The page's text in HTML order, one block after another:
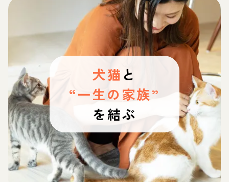
犬猫 と
“一生の家族”
を結ぶ